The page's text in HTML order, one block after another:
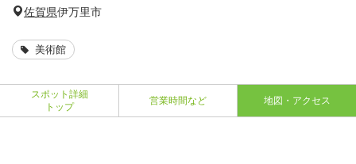
佐賀県伊万里市
美術館
スポット詳細
トップ
営業時間など 地図・アクセス